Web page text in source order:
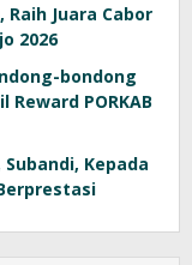
Juara Cabor
2026
bondong
Reward PORKAB
Kepada